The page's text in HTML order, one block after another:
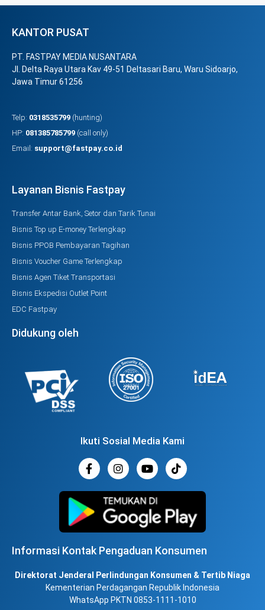
KANTOR PUSAT
PT. FASTPAY MEDIA NUSANTARA
Jl. Delta Raya Utara Kav 49-51 Deltasari Baru, Waru Sidoarjo,
Jawa Timur 61256
Telp: 0318535799 (hunting)
HP: 081385785799 (call only)
Email: support@fastpay.co.id
Layanan Bisnis Fastpay
Transfer Antar Bank, Setor dan Tarik Tunai
Bisnis Top up E-money Terlengkap
Bisnis PPOB Pembayaran Tagihan
Bisnis Voucher Game Terlengkap
Bisnis Agen Tiket Transportasi
Bisnis Ekspedisi Outlet Point
EDC Fastpay
Didukung oleh
Ikuti Sosial Media Kami
Informasi Kontak Pengaduan Konsumen
Direktorat Jenderal Perlindungan Konsumen & Tertib Niaga
Kementerian Perdagangan Republik Indonesia
WhatsApp PKTN 0853-1111-1010